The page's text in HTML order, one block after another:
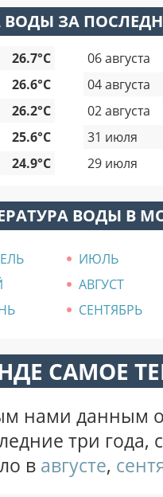
ВОДЫ ЗА
26.7°C
06 августа
26.6°C
04 августа
26.2°C
02 августа
25.6°C
31 июля
24.9°C 29 июля
ВОДЫ В
ИЮЛЬ
АВГУСТ
СЕНТЯБРЬ
САМОЕ
нами данным
три
в августе,